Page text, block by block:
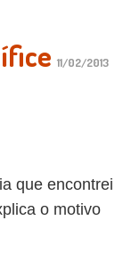
11/02/2013
que encontrei
o motivo